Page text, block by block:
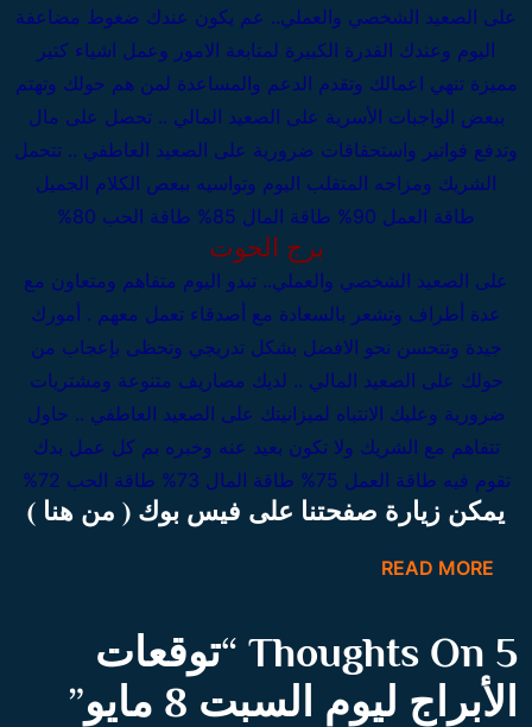
على الصعيد الشخصي والعملي.. عم يكون عندك ضغوط مضاعفة
اليوم وعندك القدرة الكبيرة لمتابعة الامور وعمل اشياء كتير
مميزة تنهي اعمالك وتقدم الدعم والمساعدة لمن هم حولك وتهتم
ببعض الواجبات الأسرية على الصعيد المالي .. تحصل على مال
وتدفع فواتير واستحقاقات ضرورية على الصعيد العاطفي .. تتحمل
الشريك ومزاجه المتقلب اليوم وتواسيه ببعص الكلام الجميل
طاقة العمل 90%
طاقة المال 85% طاقة الحب 80%
برج الحوت
على الصعيد الشخصي والعملي.. تبدو اليوم متفاهم ومتعاون مع
عدة أطراف وتشعر بالسعادة مع أصدقاء تعمل معهم . أمورك
جيدة وتتحسن نحو الافضل بشكل تدريجي وتحظى بإعجاب من
حولك على الصعيد المالي .. لديك مصاريف متنوعة ومشتريات
ضرورية وعليك الانتباه لميزانيتك على الصعيد العاطفي .. حاول
تتفاهم مع الشريك ولا تكون بعيد عنه وخبره بم كل عمل بدك
تقوم فيه طاقة العمل 75% طاقة المال 73% طاقة الحب 72%
يمكن زيارة صفحتنا على فيس بوك ( من هنا )
READ MORE
5 Thoughts On “
توقعات
الأبراج ليوم السبت 8 مايو
”